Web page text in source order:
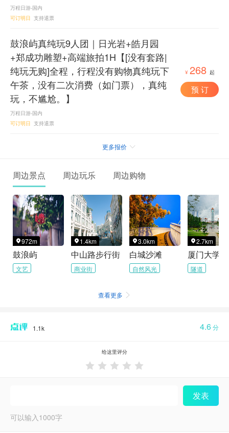
万程日游-国内
可订明日 支持退票
鼓浪屿真纯玩9人团｜日光岩+皓月园
+郑成功雕塑+高端旅拍1H【[没有套路|
纯玩无购]全程，行程没有购物真纯玩下
午茶，没有二次消费（如门票），真纯
玩，不尴尬。】
万程日游-国内
可订明日 支持退票
¥ 268 起
预 订
更多报价 
周边景点 周边玩乐 周边购物
972m
鼓浪屿
文艺
 1.4km
中山路步行街
商业街
3.0km
白城沙滩
自然风光
2.7km
隧道
查看更多 
1.1k 4.6分
给这里评分
    
发表
可以输入1000字